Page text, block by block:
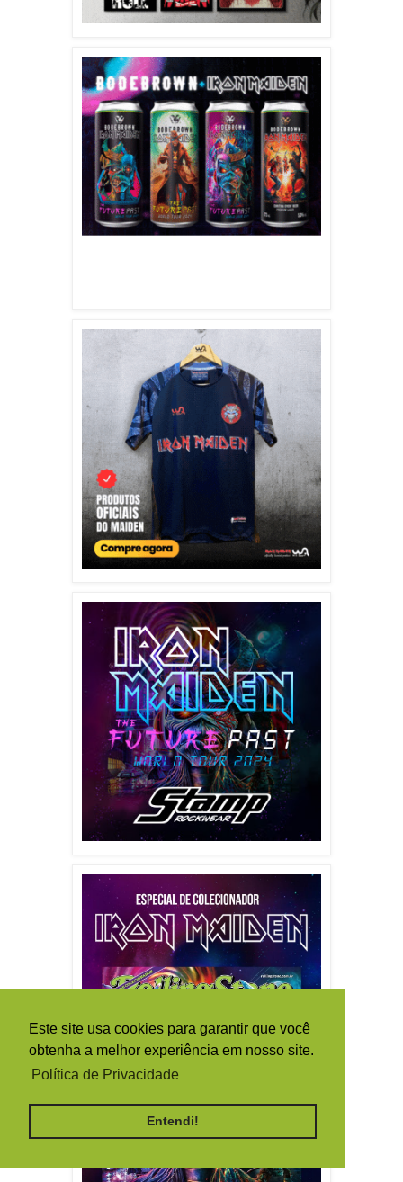
Este site usa cookies para garantir que você
obtenha a melhor experiência em nosso site.
Política de Privacidade
Entendi!